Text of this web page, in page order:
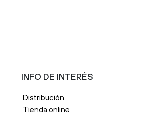
INFO DE INTERÉS
Distribución
Tienda online